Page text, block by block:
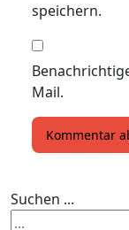
speichern.
Mail.
Suchen ...